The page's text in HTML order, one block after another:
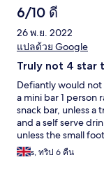
& enjoy a drink, no
privacy very
are small with
crammed together
'ordinary' level
the time than down
your wristbands
had to pay
have always been
Unacceptable so
weren't) would
late check out until
6/10 ดี
26 พ.ย. 2022
แปลด้วย Google
Truly not 4 star
Defiantly would
a mini bar 1 person
snack bar, unless
and a self serve
unless the small
diameter.
Entertainment was
s, ทริป 6 คืน